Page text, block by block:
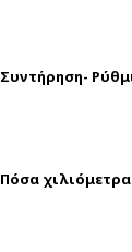
Συντήρηση-
Πόσα